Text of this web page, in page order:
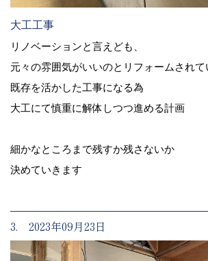
大工工事
リノベーションと言えども、
元々の雰囲気がいいのとリフォームされ
既存を活かした工事になる為
大工にて慎重に解体しつつ進める計画
細かなところまで残すか残さないか
決めていきます
3. 2023年09月23日